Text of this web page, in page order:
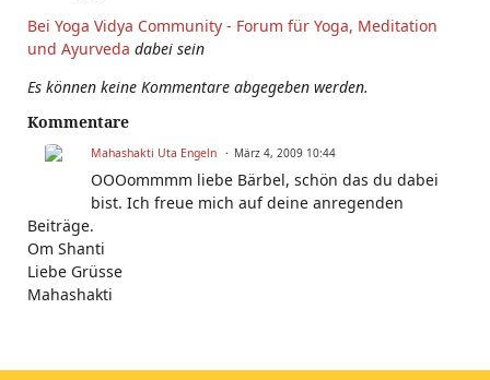
Bei Yoga Vidya Community - Forum für Yoga, Meditation
und Ayurveda dabei sein
Es können keine Kommentare abgegeben werden.
Kommentare
Mahashakti Uta Engeln März 4, 2009 10:44
OOOommmm liebe Bärbel, schön das du dabei
bist. Ich freue mich auf deine anregenden
Beiträge.
Om Shanti
Liebe Grüsse
Mahashakti